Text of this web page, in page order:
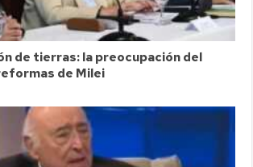
de tierras: la preocupación del
de Milei